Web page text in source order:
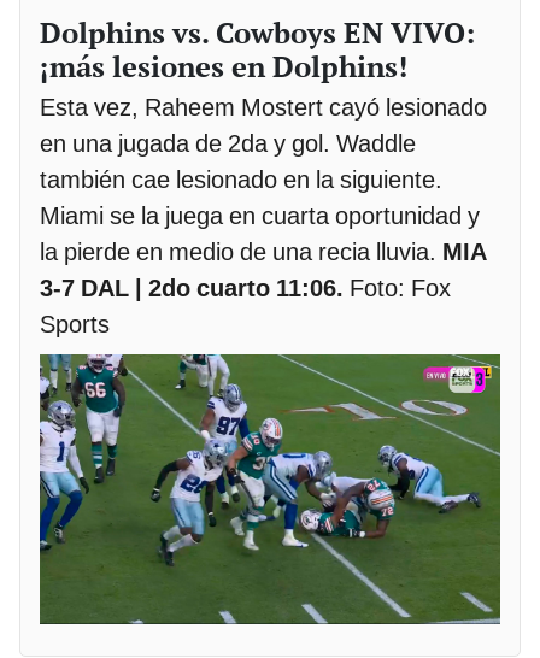
Dolphins vs. Cowboys EN VIVO:
¡más lesiones en Dolphins!
Esta vez, Raheem Mostert cayó lesionado
en una jugada de 2da y gol. Waddle
también cae lesionado en la siguiente.
Miami se la juega en cuarta oportunidad y
la pierde en medio de una recia lluvia. MIA
3-7 DAL | 2do cuarto 11:06. Foto: Fox
Sports